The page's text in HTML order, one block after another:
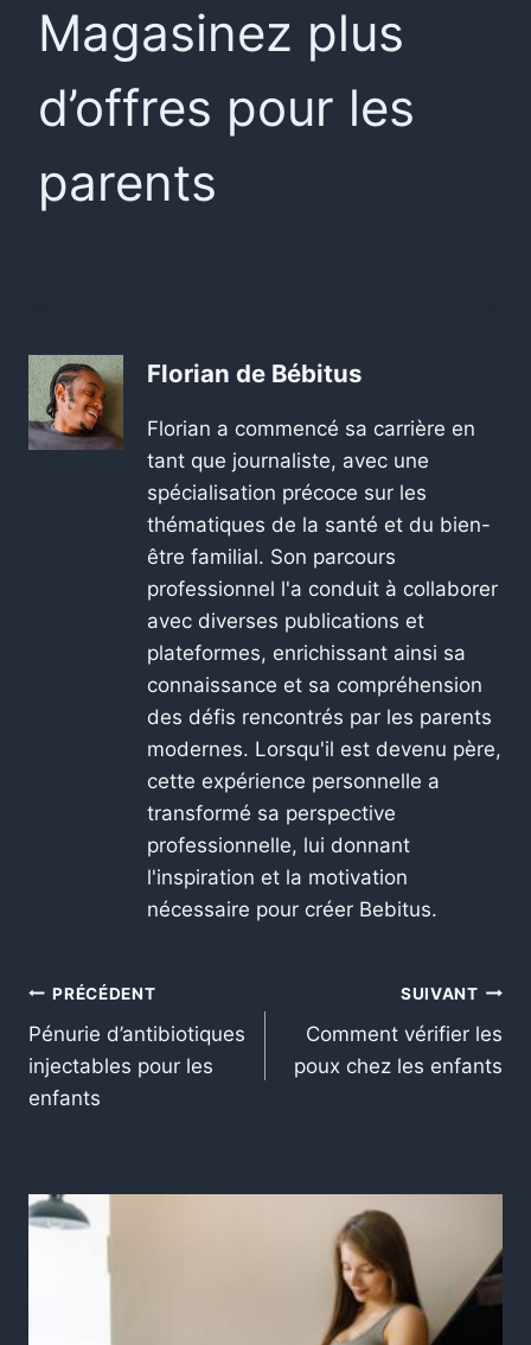
Magasinez plus
d’offres pour les
parents
Florian de Bébitus
Florian a commencé sa carrière en
tant que journaliste, avec une
spécialisation précoce sur les
thématiques de la santé et du bien-
être familial. Son parcours
professionnel l'a conduit à collaborer
avec diverses publications et
plateformes, enrichissant ainsi sa
connaissance et sa compréhension
des défis rencontrés par les parents
modernes. Lorsqu'il est devenu père,
cette expérience personnelle a
transformé sa perspective
professionnelle, lui donnant
l'inspiration et la motivation
nécessaire pour créer Bebitus.
PRÉCÉDENT
Pénurie d’antibiotiques
injectables pour les
enfants
SUIVANT
Comment vérifier les
poux chez les enfants